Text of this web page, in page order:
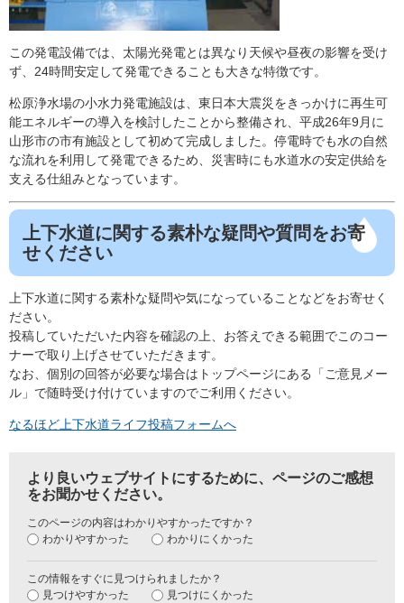
この発電設備では、太陽光発電とは異なり天候や昼夜の影響を受け
ず、24時間安定して発電できることも大きな特徴です。
松原浄水場の小水力発電施設は、東日本大震災をきっかけに再生可
能エネルギーの導入を検討したことから整備され、平成26年9月に
山形市の市有施設として初めて完成しました。停電時でも水の自然
な流れを利用して発電できるため、災害時にも水道水の安定供給を
支える仕組みとなっています。
上下水道に関する素朴な疑問や質問をお寄
せください
上下水道に関する素朴な疑問や気になっていることなどをお寄せく
ださい。
投稿していただいた内容を確認の上、お答えできる範囲でこのコー
ナーで取り上げさせていただきます。
なお、個別の回答が必要な場合はトップページにある「ご意見メー
ル」で随時受け付けていますのでご利用ください。
なるほど上下水道ライフ投稿フォームへ
より良いウェブサイトにするために、ページのご感想
をお聞かせください。
このページの内容はわかりやすかったですか？
わかりやすかった
わかりにくかった
この情報をすぐに見つけられましたか？
見つけやすかった
見つけにくかった